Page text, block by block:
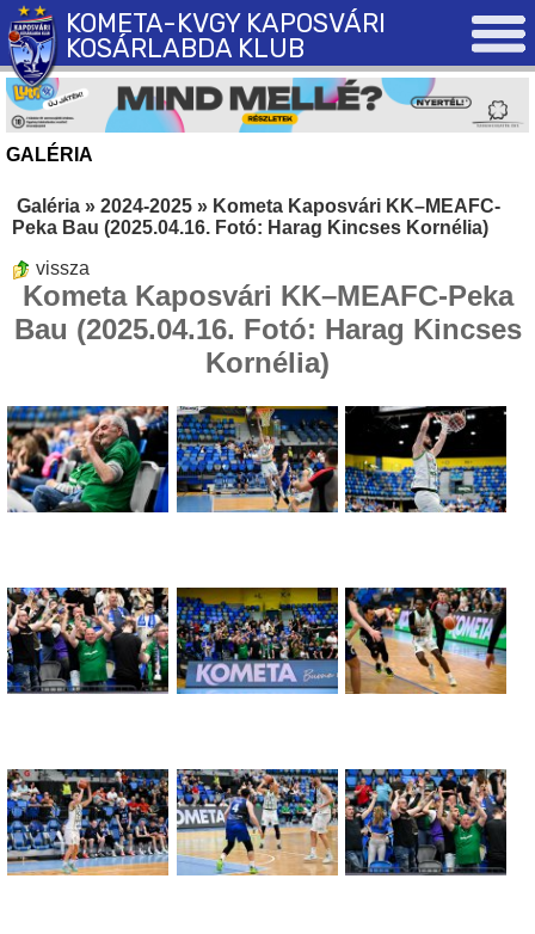
KOMETA-KVGY KAPOSVÁRI
KOSÁRLABDA KLUB
GALÉRIA
Galéria » 2024-2025 » Kometa Kaposvári KK–MEAFC-
Peka Bau (2025.04.16. Fotó: Harag Kincses Kornélia)
vissza
Kometa Kaposvári KK–MEAFC-Peka
Bau (2025.04.16. Fotó: Harag Kincses
Kornélia)